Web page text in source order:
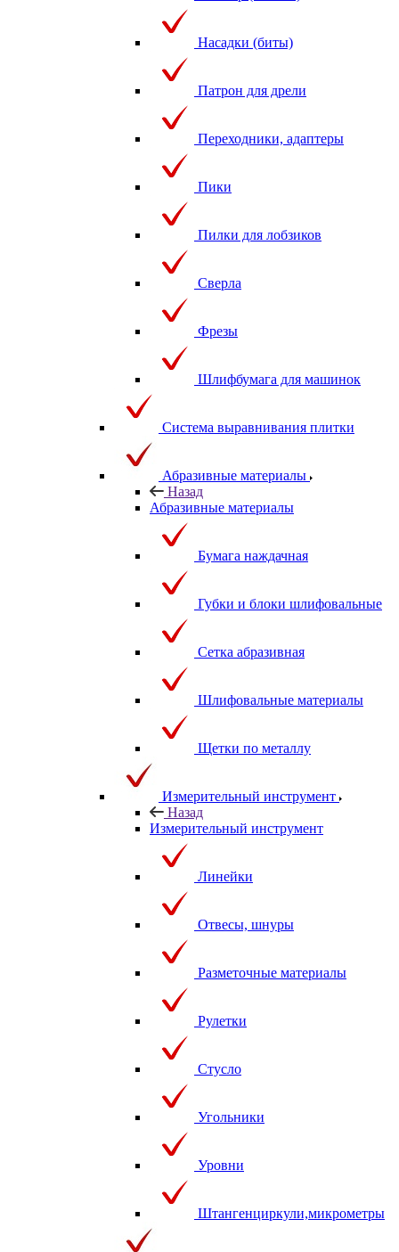
Насадки (биты)
Патрон для дрели
Переходники, адаптеры
Пики
Пилки для лобзиков
Сверла
Фрезы
Шлифбумага для машинок
Система выравнивания плитки
Абразивные материалы
Назад
Абразивные материалы
Бумага наждачная
Губки и блоки шлифовальные
Сетка абразивная
Шлифовальные материалы
Щетки по металлу
Измерительный инструмент
Назад
Измерительный инструмент
Линейки
Отвесы, шнуры
Разметочные материалы
Рулетки
Стусло
Угольники
Уровни
Штангенциркули,микрометры